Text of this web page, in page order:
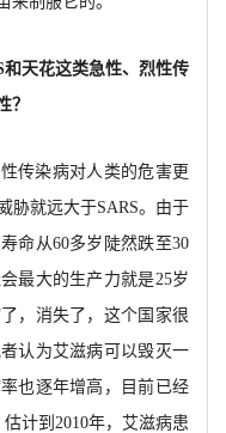
天花这类急性、烈性传
？
传染病对人类的危害更
胁就远大于SARS。由于
命从60多岁陡然跌至30
最大的生产力就是25岁
，消失了，这个国家很
认为艾滋病可以毁灭一
也逐年增高，目前已经
计到2010年，艾滋病患